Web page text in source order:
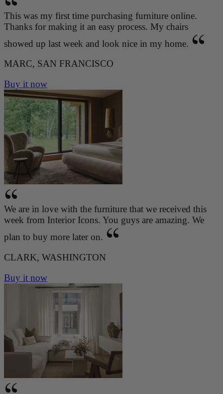
This was my first time purchasing furniture online.
Thanks for making it an easy process. My chairs
showed up last week and look nice in my home.
MARC, SAN FRANCISCO
Buy it now
We are in love with the furniture that we received this
week from Interior Icons. You guys are amazing. We
plan to buy more later on.
CLARK, WASHINGTON
Buy it now
qmqbu6evw 2026-08-08 qmqbu6evw 2026-08-08 qmqbu6evw 2026-08-08 qmqbu6evw 2026-08-08 qmqbu
6evw 2026-08-08 qmqbu6evw 2026-08-08 qmqbu6evw 2026-08-08 qmqbu6evw 2026-08-08 qmqbu6evw
2026-08-08 qmqbu6evw 2026-08-08 qmqbu6evw 2026-08-08 qmqbu6evw 2026-08-08 qmqbu6evw 2026-0
8-08 qmqbu6evw 2026-08-08 qmqbu6evw 2026-08-08 qmqbu6evw 2026-08-08 qmqbu6evw 2026-08-08 q
mqbu6evw 2026-08-08 qmqbu6evw 2026-08-08 qmqbu6evw 2026-08-08 qmqbu6evw 2026-08-08 qmqbu6
evw 2026-08-08 qmqbu6evw 2026-08-08 qmqbu6evw 2026-08-08 qmqbu6evw 2026-08-08 qmqbu6evw 2
026-08-08 qmqbu6evw 2026-08-08 qmqbu6evw 2026-08-08 qmqbu6evw 2026-08-08 qmqbu6evw 2026-08
-08 qmqbu6evw 2026-08-08 qmqbu6evw 2026-08-08 qmqbu6evw 2026-08-08 qmqbu6evw 2026-08-08 q
mqbu6evw 2026-08-08 qmqbu6evw 2026-08-08 qmqbu6evw 2026-08-08 qmqbu6evw 2026-08-08 qmqbu6
evw 2026-08-08 qmqbu6evw 2026-08-08 qmqbu6evw 2026-08-08 qmqbu6evw 2026-08-08 qmqbu6evw 2
026-08-08 qmqbu6evw 2026-08-08 qmqbu6evw 2026-08-08 qmqbu6evw 2026-08-08 qmqbu6evw 2026-08
-08 qmqbu6evw 2026-08-08 qmqbu6evw 2026-08-08 qmqbu6evw 2026-08-08
qmqbu6evw 2026-08-08 qmqbu6evw 2026-08-08 qmqbu6evw 2026-08-08 qmqbu6evw 2026-08-08 qmqbu
6evw 2026-08-08 qmqbu6evw 2026-08-08 qmqbu6evw 2026-08-08 qmqbu6evw 2026-08-08 qmqbu6evw
2026-08-08 qmqbu6evw 2026-08-08 qmqbu6evw 2026-08-08 qmqbu6evw 2026-08-08 qmqbu6evw 2026-0
8-08 qmqbu6evw 2026-08-08 qmqbu6evw 2026-08-08 qmqbu6evw 2026-08-08 qmqbu6evw 2026-08-08 q
mqbu6evw 2026-08-08 qmqbu6evw 2026-08-08 qmqbu6evw 2026-08-08 qmqbu6evw 2026-08-08 qmqbu6
evw 2026-08-08 qmqbu6evw 2026-08-08 qmqbu6evw 2026-08-08 qmqbu6evw 2026-08-08 qmqbu6evw 2
026-08-08 qmqbu6evw 2026-08-08 qmqbu6evw 2026-08-08 qmqbu6evw 2026-08-08 qmqbu6evw 2026-08
-08 qmqbu6evw 2026-08-08 qmqbu6evw 2026-08-08 qmqbu6evw 2026-08-08 qmqbu6evw 2026-08-08 q
mqbu6evw 2026-08-08 qmqbu6evw 2026-08-08 qmqbu6evw 2026-08-08 qmqbu6evw 2026-08-08 qmqbu6
evw 2026-08-08 qmqbu6evw 2026-08-08 qmqbu6evw 2026-08-08 qmqbu6evw 2026-08-08 qmqbu6evw 2
026-08-08 qmqbu6evw 2026-08-08 qmqbu6evw 2026-08-08 qmqbu6evw 2026-08-08 qmqbu6evw 2026-08
-08 qmqbu6evw 2026-08-08 qmqbu6evw 2026-08-08 qmqbu6evw 2026-08-08